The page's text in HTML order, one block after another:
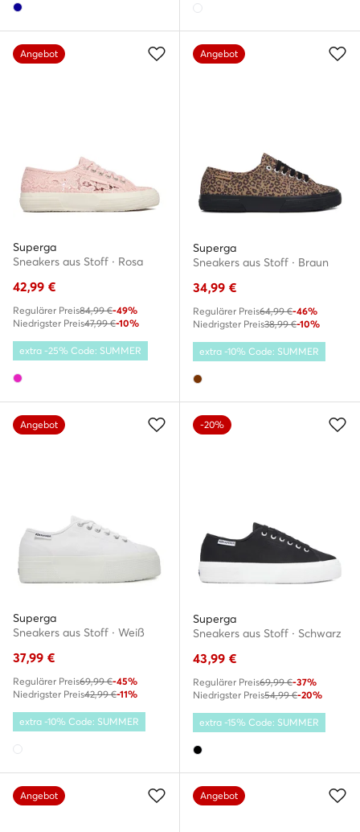
Angebot
Superga
Sneakers aus Stoff · Rosa
42,99 €
Regulärer Preis84,99 €-49%
Niedrigster Preis47,99 €-10%
extra -25% Code: SUMMER
Angebot
Superga
Sneakers aus Stoff · Braun
34,99 €
Regulärer Preis64,99 €-46%
Niedrigster Preis38,99 €-10%
extra -10% Code: SUMMER
Angebot
Superga
Sneakers aus Stoff · Weiß
37,99 €
Regulärer Preis69,99 €-45%
Niedrigster Preis42,99 €-11%
extra -10% Code: SUMMER
-20%
Superga
Sneakers aus Stoff · Schwarz
43,99 €
Regulärer Preis69,99 €-37%
Niedrigster Preis54,99 €-20%
extra -15% Code: SUMMER
Angebot Angebot